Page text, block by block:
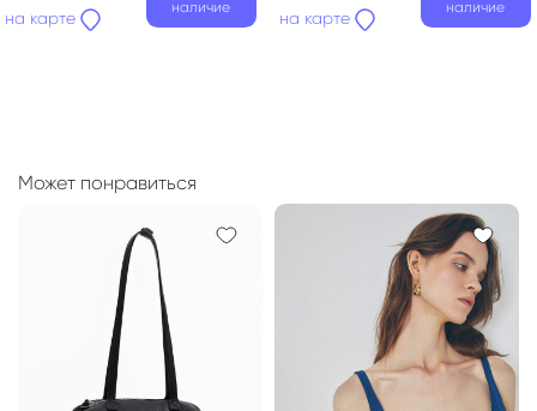
на карте
наличие
на карте
наличие
Может понравиться